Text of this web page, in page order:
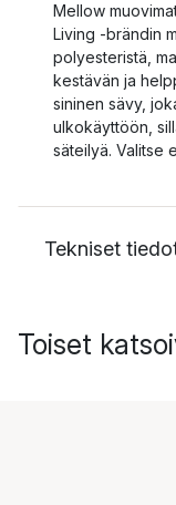
Mellow
Living -brändin
polyesteristä,
kestävän ja
sininen sävy,
ulkokäyttöön,
säteilyä. Valitse
Tekniset
Toiset